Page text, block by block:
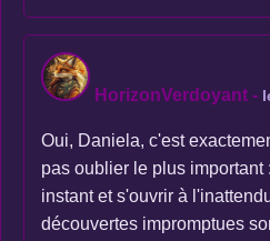
HorizonVerdoyant -
Oui, Daniela, c'est
pas oublier le plus important
instant et s'ouvrir à
découvertes impromptues